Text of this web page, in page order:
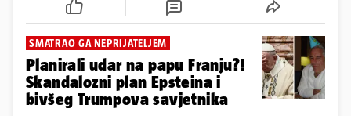
SMATRAO GA NEPRIJATELJEM
Planirali udar na papu Franju?!
Skandalozni plan Epsteina i
bivšeg Trumpova savjetnika